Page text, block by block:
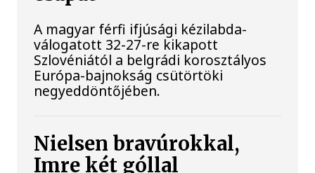
A magyar férfi ifjúsági kézilabda-
válogatott 32-27-re kikapott
Szlovéniától a belgrádi korosztályos
Európa-bajnokság csütörtöki
negyeddöntőjében.
Nielsen bravúrokkal,
Imre két góllal